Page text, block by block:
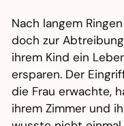
Nach langem
doch zur
ihrem Kind ein
ersparen. Der
die Frau erwachte,
ihrem Zimmer und